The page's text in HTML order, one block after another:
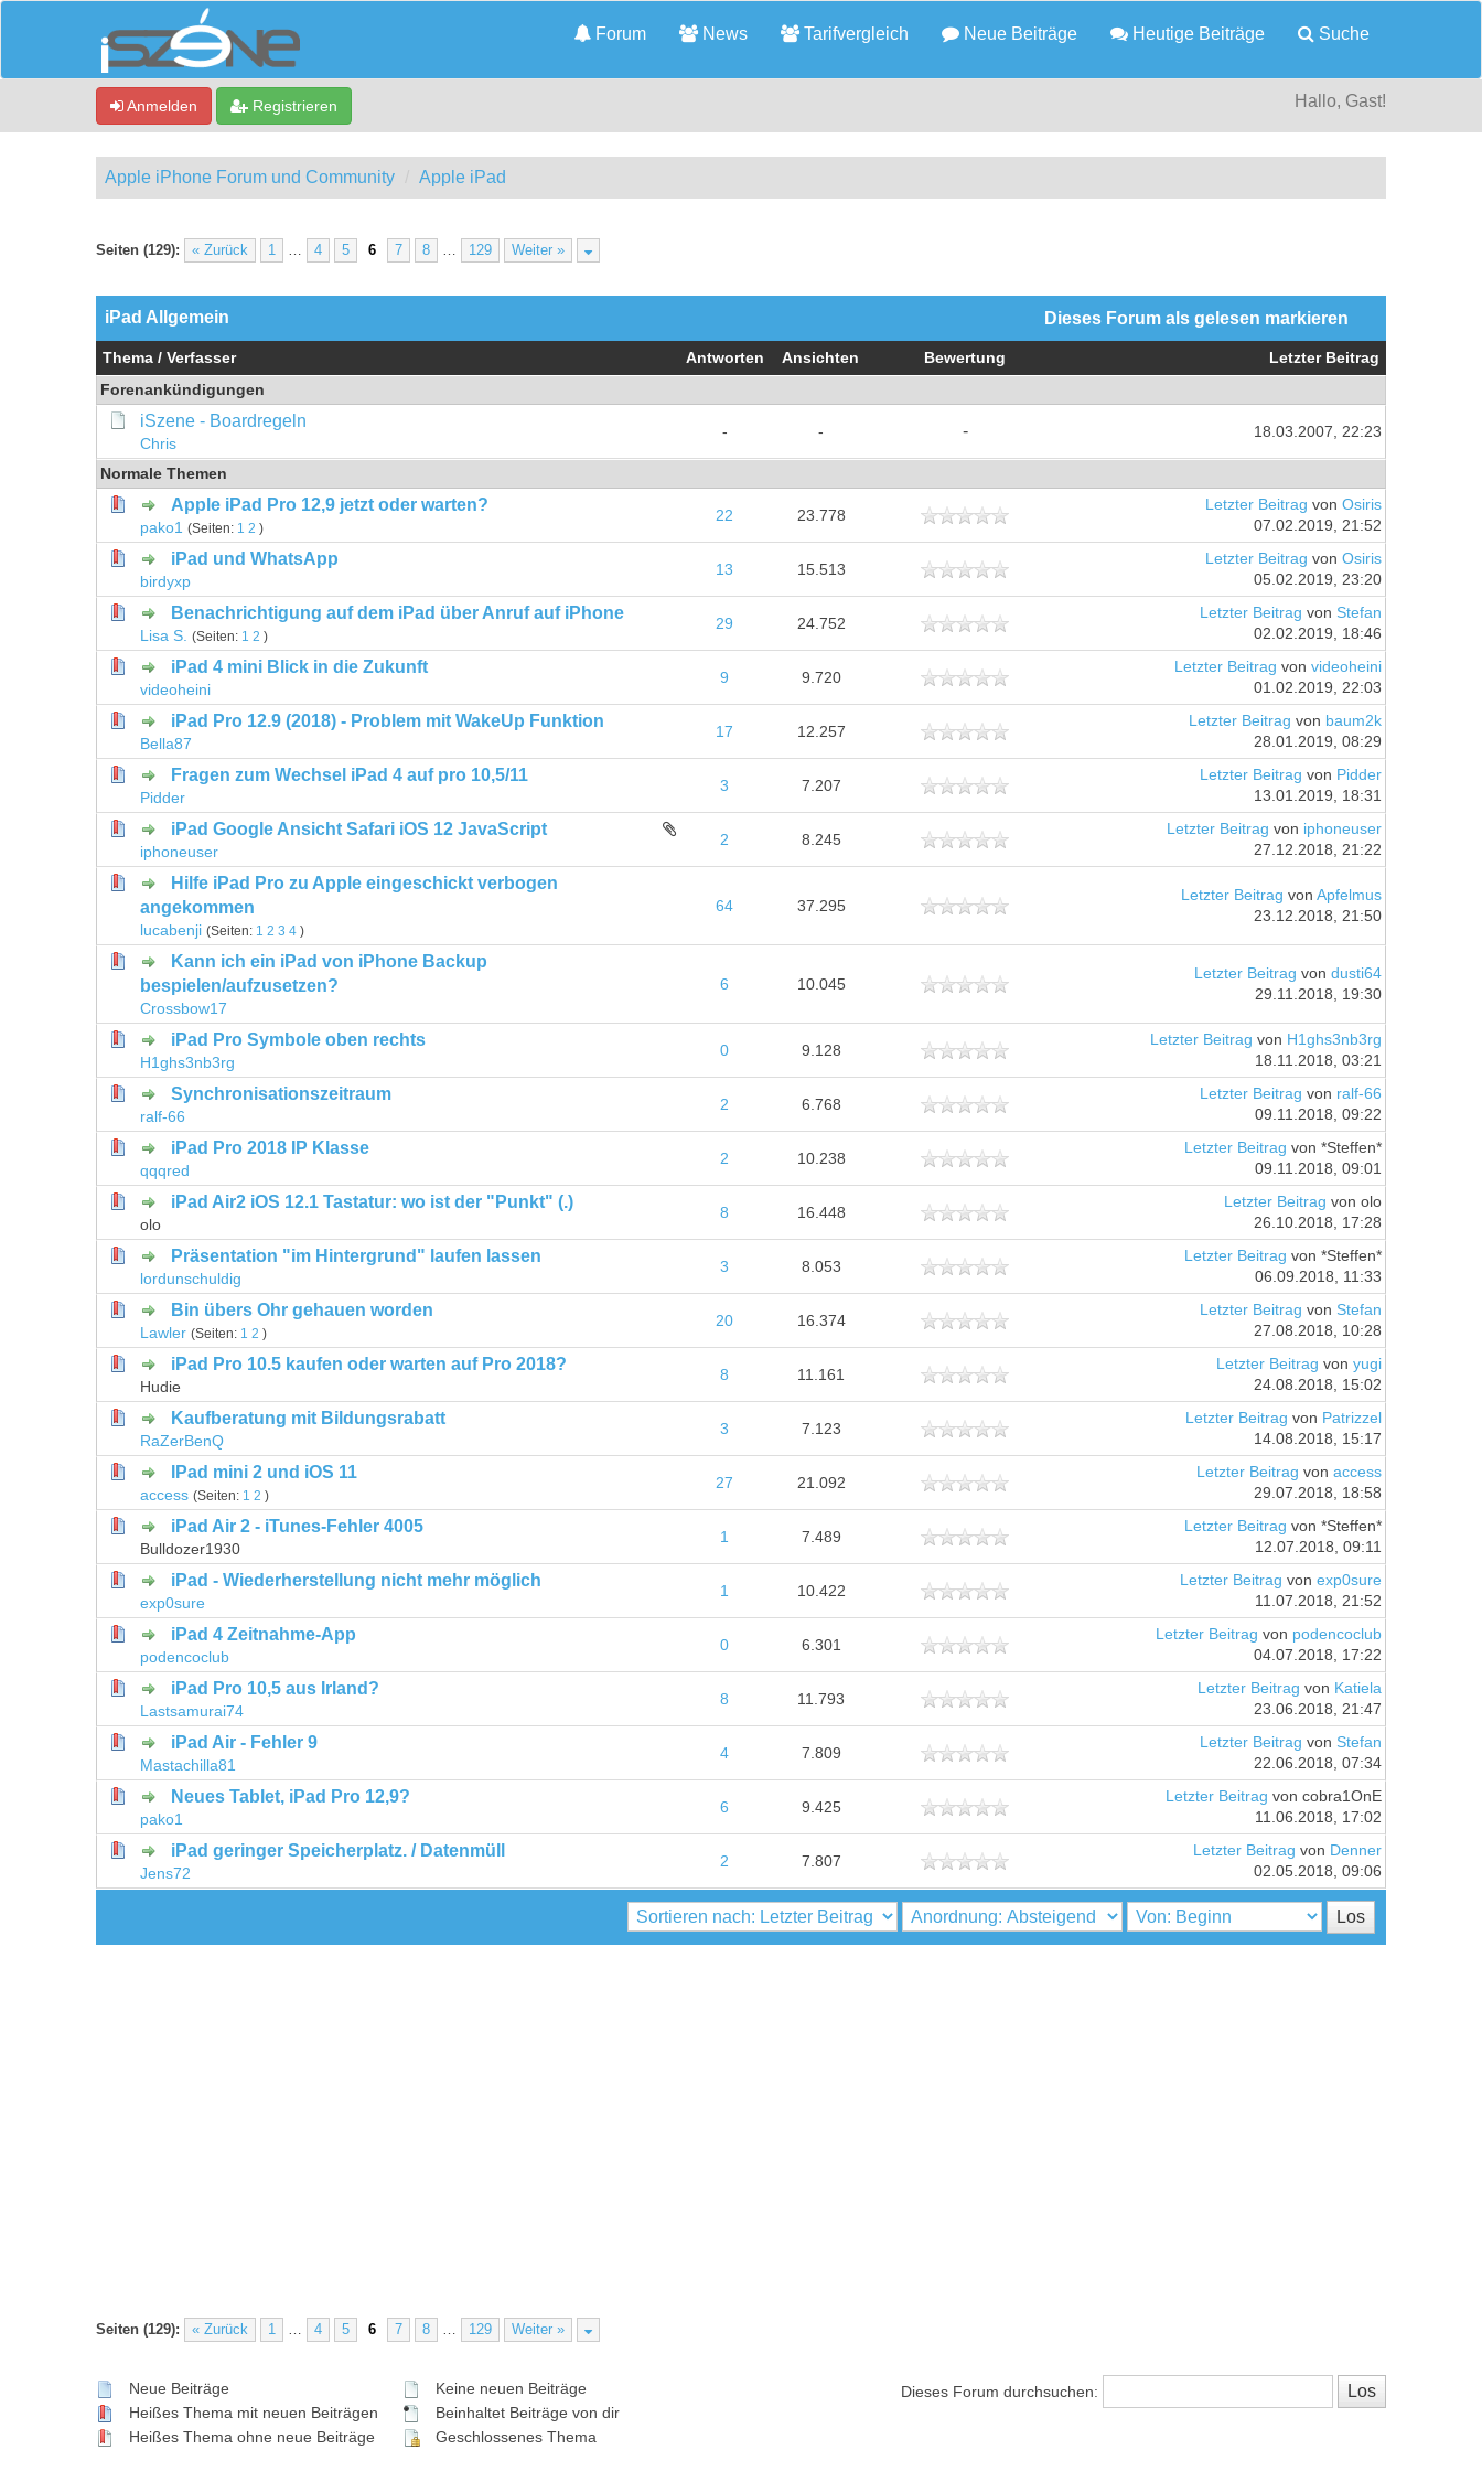
Forum News Tarifvergleich Neue Beiträge Heutige Beiträge Suche
Anmelden Registrieren Hallo, Gast!
Apple iPhone Forum und Community Apple iPad
Seiten (129): « Zurück 1 4 5 6 7 8 129 Weiter »
iPad Allgemein Dieses Forum als gelesen markieren
Thema / Verfasser Antworten Ansichten Bewertung
Letzter Beitrag
Forenankündigungen
iSzene - Boardregeln
Chris
- - - 18.03.2007, 22:23
Normale Themen
Apple iPad Pro 12,9 jetzt oder warten?
pako1 (Seiten: 1 2 )
22 23.778
0 Bewertung(en) - 0 von 5 durchschnittlich
12345
Letzter Beitrag von Osiris
07.02.2019, 21:52
iPad und WhatsApp
birdyxp
13 15.513
0 Bewertung(en) - 0 von 5 durchschnittlich
Letzter Beitrag von Osiris
05.02.2019, 23:20
Benachrichtigung auf dem iPad über Anruf auf iPhone
Lisa S. (Seiten: 1 2 )
29 24.752
0 Bewertung(en) - 0 von 5 durchschnittlich
1234 5
Letzter Beitrag von Stefan
02.02.2019, 18:46
iPad 4 mini Blick in die Zukunft
videoheini
9 9.720
0 Bewertung(en) - 0 von 5 durchschnittlich
12345
Letzter Beitrag von videoheini
01.02.2019, 22:03
iPad Pro 12.9 (2018) - Problem mit WakeUp Funktion
Bella87
17 12.257
0 Bewertung(en) - 0 von 5 durchschnittlich
12345
Letzter Beitrag von baum2k
28.01.2019, 08:29
Fragen zum Wechsel iPad 4 auf pro 10,5/11
Pidder
3 7.207
0 Bewertung(en) - 0 von 5 durchschnittlich
12 345
Letzter Beitrag von Pidder
13.01.2019, 18:31
iPad Google Ansicht Safari iOS 12 JavaScript
iphoneuser
2 8.245
0 Bewertung(en) - 0 von 5 durchschnittlich
12345
Letzter Beitrag von iphoneuser
27.12.2018, 21:22
Hilfe iPad Pro zu Apple eingeschickt verbogen
angekommen
lucabenji (Seiten: 1 2 3 4 )
64 37.295
0 Bewertung(en) - 0 von 5 durchschnittlich
Letzter Beitrag von Apfelmus
23.12.2018, 21:50
Kann ich ein iPad von iPhone Backup
bespielen/aufzusetzen?
Crossbow17
6 10.045
0 Bewertung(en) - 0 von 5 durchschnittlich
Letzter Beitrag von dusti64
29.11.2018, 19:30
iPad Pro Symbole oben rechts
H1ghs3nb3rg
0 9.128
0 Bewertung(en) - 0 von 5 durchschnittlich
12345
Letzter Beitrag von H1ghs3nb3rg
18.11.2018, 03:21
Synchronisationszeitraum
ralf-66
2 6.768
0 Bewertung(en) - 0 von 5 durchschnittlich
123
Letzter Beitrag von ralf-66
09.11.2018, 09:22
iPad Pro 2018 IP Klasse
qqqred
2 10.238
0 Bewertung(en) - 0 von 5 durchschnittlich
Letzter Beitrag von *Steffen*
09.11.2018, 09:01
iPad Air2 iOS 12.1 Tastatur: wo ist der "Punkt" (.)
olo
8 16.448
0 Bewertung(en) - 0 von 5 durchschnittlich
123 45
Letzter Beitrag von olo
26.10.2018, 17:28
Präsentation "im Hintergrund" laufen lassen
lordunschuldig
3 8.053
0 Bewertung(en) - 0 von 5 durchschnittlich
12345
Letzter Beitrag von *Steffen*
06.09.2018, 11:33
Bin übers Ohr gehauen worden
Lawler (Seiten: 1 2 )
20 16.374
0 Bewertung(en) - 0 von 5 durchschnittlich
12345
Letzter Beitrag von Stefan
27.08.2018, 10:28
iPad Pro 10.5 kaufen oder warten auf Pro 2018?
Hudie
8 11.161
0 Bewertung(en) - 0 von 5 durchschnittlich
12345
Letzter Beitrag von yugi
24.08.2018, 15:02
Kaufberatung mit Bildungsrabatt
RaZerBenQ
3 7.123
0 Bewertung(en) - 0 von 5 durchschnittlich
12345
Letzter Beitrag von Patrizzel
14.08.2018, 15:17
IPad mini 2 und iOS 11
access (Seiten: 1 2 )
27 21.092
0 Bewertung(en) - 0 von 5 durchschnittlich
Letzter Beitrag von access
29.07.2018, 18:58
iPad Air 2 - iTunes-Fehler 4005
Bulldozer1930
1 7.489
0 Bewertung(en) - 0 von 5 durchschnittlich
1 2345
Letzter Beitrag von *Steffen*
12.07.2018, 09:11
iPad - Wiederherstellung nicht mehr möglich
exp0sure
1 10.422
0 Bewertung(en) - 0 von 5 durchschnittlich
12345
Letzter Beitrag von exp0sure
11.07.2018, 21:52
iPad 4 Zeitnahme-App
podencoclub
0 6.301
0 Bewertung(en) - 0 von 5 durchschnittlich
Letzter Beitrag von podencoclub
04.07.2018, 17:22
iPad Pro 10,5 aus Irland?
Lastsamurai74
8 11.793
0 Bewertung(en) - 0 von 5 durchschnittlich
1
Letzter Beitrag von Katiela
23.06.2018, 21:47
iPad Air - Fehler 9
Mastachilla81
4 7.809
0 Bewertung(en) - 0 von 5 durchschnittlich
Letzter Beitrag von Stefan
22.06.2018, 07:34
Neues Tablet, iPad Pro 12,9?
pako1
6 9.425
0 Bewertung(en) - 0 von 5 durchschnittlich
123 4
Letzter Beitrag von cobra1OnE
11.06.2018, 17:02
iPad geringer Speicherplatz. / Datenmüll
Jens72
2 7.807
0 Bewertung(en) - 0 von 5 durchschnittlich
1234 5
Letzter Beitrag von Denner
02.05.2018, 09:06
Seiten (129): « Zurück 1 4 5 6 7 8 129 Weiter »
Neue Beiträge
Heißes Thema mit neuen Beiträgen
Heißes Thema ohne neue Beiträge
Keine neuen Beiträge
Beinhaltet Beiträge von dir
Geschlossenes Thema
Dieses Forum durchsuchen: